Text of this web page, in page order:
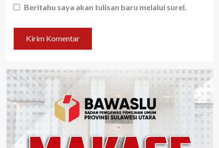
Beritahu saya akan tulisan baru melalui surel.